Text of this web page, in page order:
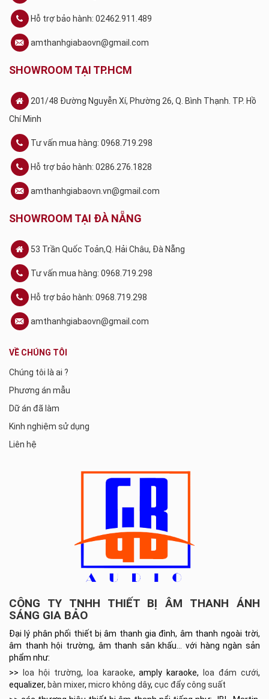
Hỗ trợ bảo hành: 02462.911.489
amthanhgiabaovn@gmail.com
SHOWROOM TẠI TP.HCM
201/48 Đường Nguyễn Xí, Phường 26, Q. Bình Thạnh. TP. Hồ
Chí Minh
Tư vấn mua hàng: 0968.719.298
Hỗ trợ bảo hành: 0286.276.1828
amthanhgiabaovn.vn@gmail.com
SHOWROOM TẠI ĐÀ NẴNG
53 Trần Quốc Toản,Q. Hải Châu, Đà Nẵng
Tư vấn mua hàng: 0968.719.298
Hỗ trợ bảo hành: 0968.719.298
amthanhgiabaovn@gmail.com
VỀ CHÚNG TÔI
Chúng tôi là ai ?
Phương án mẫu
Dữ án đã làm
Kinh nghiệm sử dụng
Liên hệ
CÔNG TY TNHH THIẾT BỊ ÂM THANH ÁNH
SÁNG GIA BẢO
Đại lý phân phối thiết bị âm thanh gia đình, âm thanh ngoài trời,
âm thanh hội trường, âm thanh sân khấu… với hàng ngàn sản
phẩm như:
>>
loa hội trường, loa karaoke, amply karaoke, loa đám cưới,
equalizer, bàn mixer, micro không dây, cục đẩy công suất